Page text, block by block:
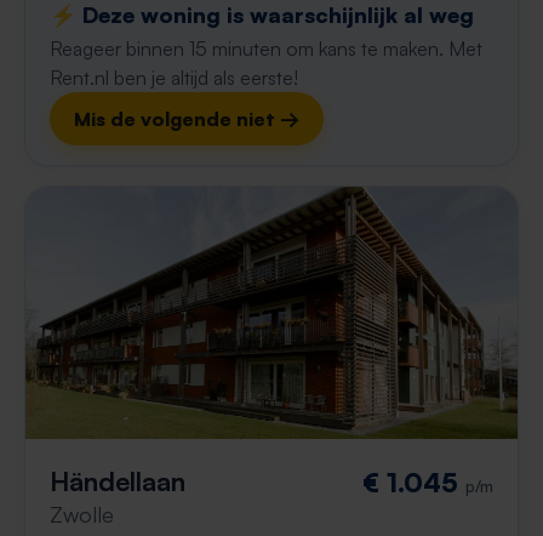
⚡️ Deze woning is waarschijnlijk al weg
Reageer binnen 15 minuten om kans te maken. Met
Rent.nl ben je altijd als eerste!
Mis de volgende niet →
Händellaan
Zwolle
€ 1.045 p/m